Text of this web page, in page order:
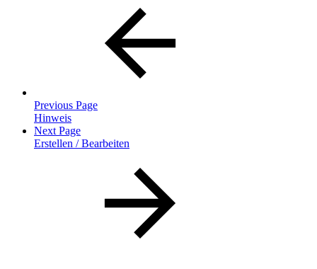
Previous Page
Hinweis
Next Page
Erstellen / Bearbeiten